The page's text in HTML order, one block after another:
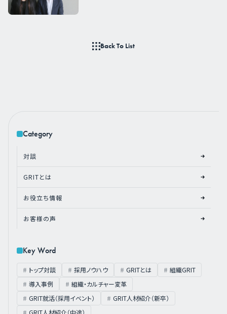
Back To List
Category
対談
GRITとは
お役立ち情報
お客様の声
Key Word
トップ対談 採用ノウハウ GRITとは
組織GRIT
導入事例
組織・カルチャー変革
GRIT就活（採用イベント）
GRIT人材紹介（新卒）
GRIT人材紹介（中途）